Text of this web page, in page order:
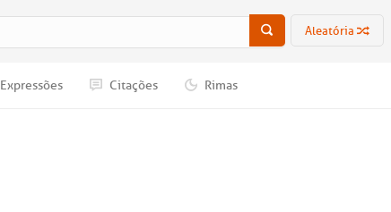
Aleatória
Expressões Citações Rimas